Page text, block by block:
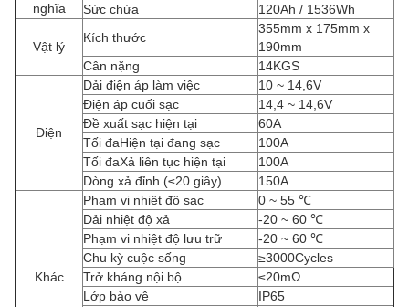
nghĩa
Sức chứa
120Ah / 1536Wh
Vật lý
Kích thước
355mm x 175mm x
190mm
Cân nặng
14KGS
Điện
Dải điện áp làm việc
10 ~ 14,6V
Điện áp cuối sạc
14,4 ~ 14,6V
Đề xuất sạc hiện tại
60A
Tối đaHiện tại đang sạc
100A
Tối đaXả liên tục hiện tại
100A
Dòng xả đỉnh (≤20 giây)
150A
Khác
Phạm vi nhiệt độ sạc
0 ~ 55 ℃
Dải nhiệt độ xả
-20 ~ 60 ℃
Phạm vi nhiệt độ lưu trữ
-20 ~ 60 ℃
Chu kỳ cuộc sống
≥3000Cycles
Trở kháng nội bộ
≤20mΩ
Lớp bảo vệ
IP65